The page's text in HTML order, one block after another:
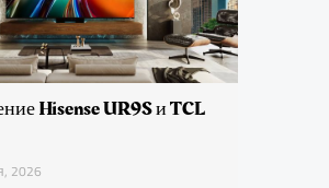
Hisense UR9S и TCL
2026